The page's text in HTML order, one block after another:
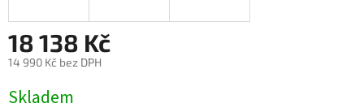
18 138 Kč
14 990 Kč bez DPH
cena:
Skladem